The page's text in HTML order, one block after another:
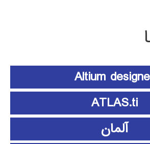
Altium
ATLAS.ti
آلمان